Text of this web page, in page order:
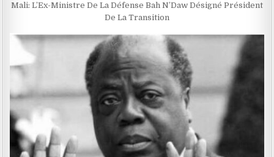
Mali: L’Ex-Ministre De La Défense Bah N’Daw Désigné Président
De La Transition